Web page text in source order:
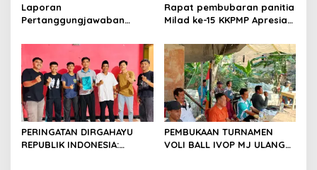
Laporan
Pertanggungjawaban
Panitia Milad KKPMP ke-15
Resmi Ditutup
Rapat pembubaran panitia
Milad ke-15 KKPMP Apresiasi
Ajak Perkuat Solidaritas
Organisasi bertempat
Kubang Laban Jombang
Cilegon Rm Sate Bebek
Nong ViNY.
PERINGATAN DIRGAHAYU
REPUBLIK INDONESIA:
PEMBUKAAN TURNAMEN
VOLI BALL IVOP MJ ULANG